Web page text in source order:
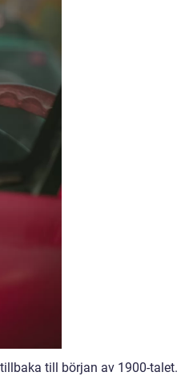
till början av 1900-talet.